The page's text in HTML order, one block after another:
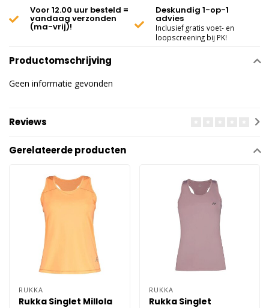
Voor 12.00 uur besteld =
vandaag verzonden
(ma-vrij)!
Deskundig 1-op-1
advies
Inclusief gratis voet- en
loopscreening bij PK!
Productomschrijving
Geen informatie gevonden
Reviews
Gerelateerde producten
RUKKA
Rukka Singlet Millola
RUKKA
Rukka Singlet